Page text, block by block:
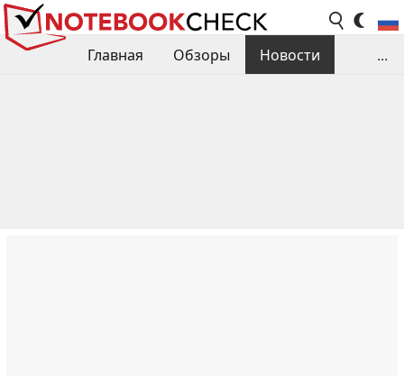
Главная Обзоры
Новости
...